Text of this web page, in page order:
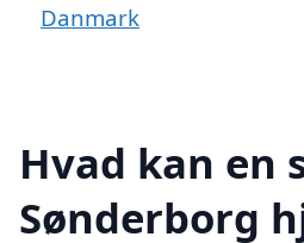
Danmark
Hvad kan en
Sønderborg